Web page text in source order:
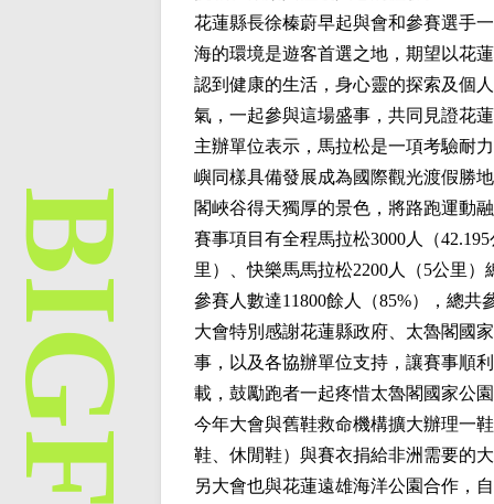
花蓮縣長徐榛蔚早起與會和參賽選手
海的環境是遊客首選之地，期望以花
認到健康的生活，身心靈的探索及個
氣，一起參與這場盛事，共同見證花
主辦單位表示，馬拉松是一項考驗耐
嶼同樣具備發展成為國際觀光渡假勝
閣峽谷得天獨厚的景色，將路跑運動
賽事項目有全程馬拉松3000人（
里）、快樂馬馬拉松2200人（5公里
參賽人數達11800餘人（85%），總共
大會特別感謝花蓮縣政府、太魯閣國
事，以及各協辦單位支持，讓賽事順
載，鼓勵跑者一起疼惜太魯閣國家公
今年大會與舊鞋救命機構擴大辦理一
鞋、休閒鞋）與賽衣捐給非洲需要的
另大會也與花蓮遠雄海洋公園合作，